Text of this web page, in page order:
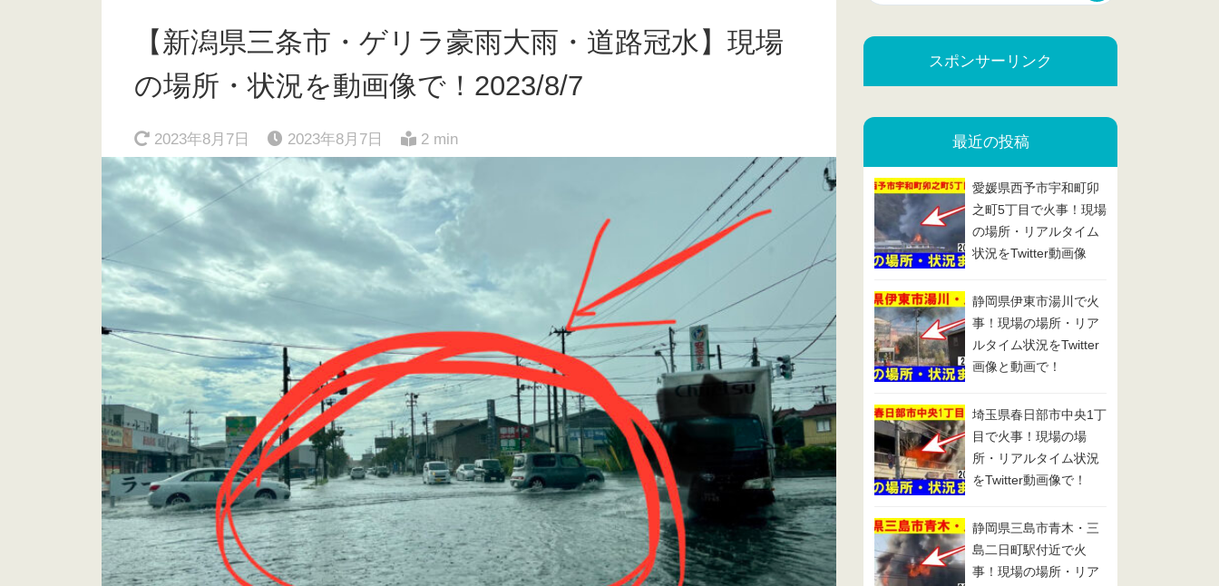
【新潟県三条市・ゲリラ豪雨大雨・道路冠水】現場
の場所・状況を動画像で！2023/8/7
2023年8月7日 2023年8月7日 2 min
スポンサーリンク
最近の投稿
愛媛県西予市宇和町卯
之町5丁目で火事！現場
の場所・リアルタイム
状況をTwitter動画像
静岡県伊東市湯川で火
事！現場の場所・リア
ルタイム状況をTwitter
画像と動画で！
埼玉県春日部市中央1丁
目で火事！現場の場
所・リアルタイム状況
をTwitter動画像で！
静岡県三島市青木・三
島二日町駅付近で火
事！現場の場所・リア